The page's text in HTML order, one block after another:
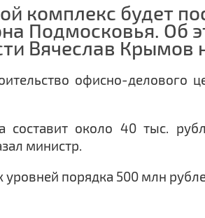
будет
Подмосковья. Об
Вячеслав Крымов
офисно-делового
составит около 40 тыс.
министр.
порядка 500 млн